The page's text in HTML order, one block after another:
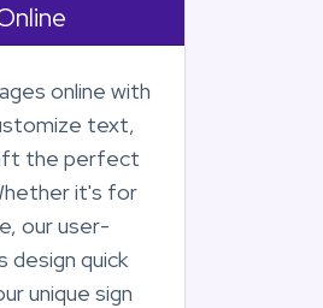
online with
text,
the perfect
it's for
our user-
design quick
unique sign